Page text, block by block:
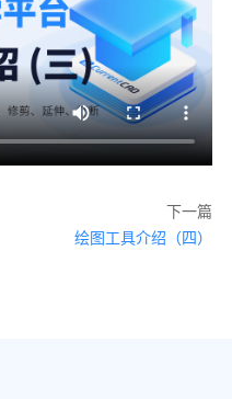
下一篇
绘图工具介绍（四）